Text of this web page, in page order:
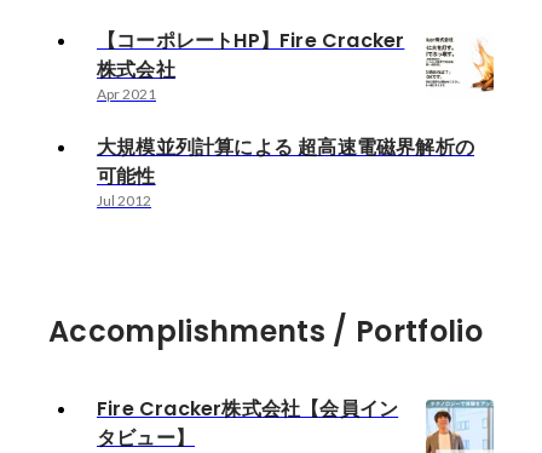
【コーポレートHP】Fire Cracker
株式会社
Apr 2021
大規模並列計算による 超高速電磁界解析の
可能性
Jul 2012
Accomplishments / Portfolio
Fire Cracker株式会社【会員イン
タビュー】